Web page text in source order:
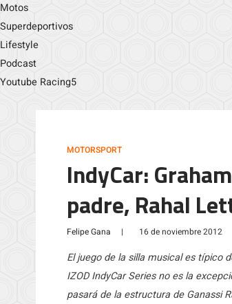
Motos
Superdeportivos
Lifestyle
Podcast
Youtube Racing5
MOTORSPORT
IndyCar:
padre, Rahal
Felipe Gana | 16 de noviembre 2012
El juego de la silla musical es típico
IZOD IndyCar Series no es la
pasará de la estructura de Ganassi